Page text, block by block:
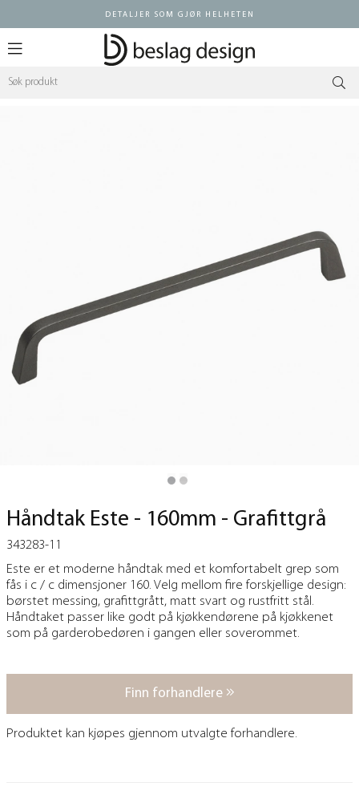
DETALJER SOM GJØR HELHETEN
Håndtak Este - 160mm - Grafittgrå
343283-11
Este er et moderne håndtak med et komfortabelt grep som
fås i c / c dimensjoner 160. Velg mellom fire forskjellige design:
børstet messing, grafittgrått, matt svart og rustfritt stål.
Håndtaket passer like godt på kjøkkendørene på kjøkkenet
som på garderobedøren i gangen eller soverommet.
Finn forhandlere
Produktet kan kjøpes gjennom utvalgte forhandlere.